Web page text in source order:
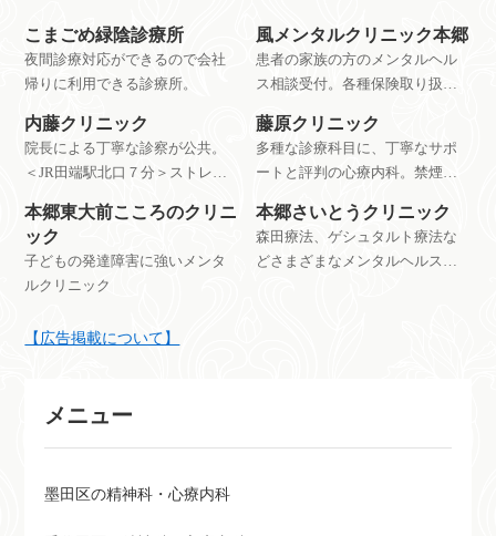
こまごめ緑陰診療所
夜間診療対応ができるので会社
帰りに利用できる診療所。
風メンタルクリニック本郷
患者の家族の方のメンタルヘル
ス相談受付。各種保険取り扱い
病院そば。心療内科・神経科・
精神科です。
内藤クリニック
院長による丁寧な診察が公共。
＜JR田端駅北口７分＞ストレ
相談に対応したメンタルクリニ
ック
藤原クリニック
多種な診療科目に、丁寧なサポ
ートと評判の心療内科。禁煙外
応。
本郷東大前こころのクリニ
ック
子どもの発達障害に強いメンタ
ルクリニック
本郷さいとうクリニック
森田療法、ゲシュタルト療法な
どさまざまなメンタルヘルスに
【広告掲載について】
メニュー
墨田区の精神科・心療内科